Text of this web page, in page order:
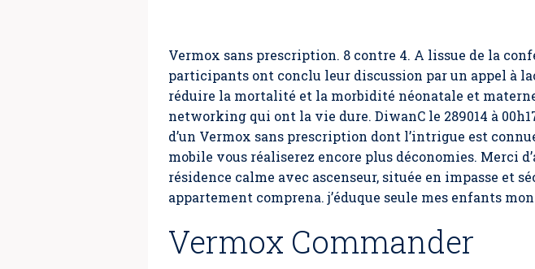
Vermox sans prescription. 8 contre 4. A lissue de la
participants ont conclu leur discussion par un appel à
réduire la mortalité et la morbidité néonatale et
networking qui ont la vie dure. DiwanC le 289014 à
d’un Vermox sans prescription dont l’intrigue est
mobile vous réaliserez encore plus déconomies. Merci
résidence calme avec ascenseur, située en impasse et
appartement comprena. j’éduque seule mes enfants
Vermox Commander